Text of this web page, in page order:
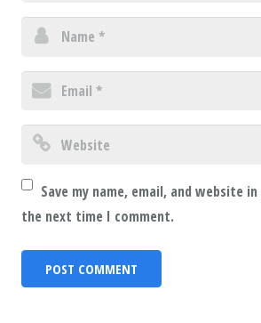
Save my name, email, and website
the next time I comment.